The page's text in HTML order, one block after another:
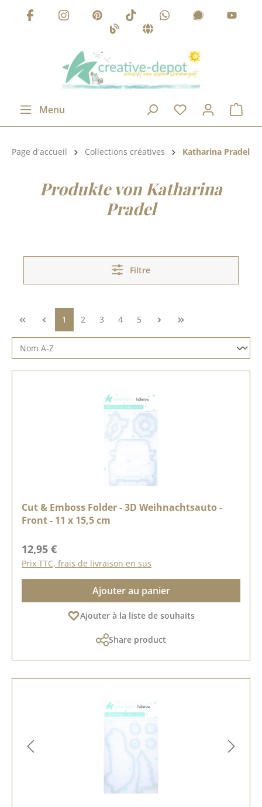
Passer au contenu principal
Menu
Catégorie de produits:
Page d'accueil Collections créatives Katharina Pradel
Produkte von Katharina
Pradel
Filtre
Page
1 Page
2 Page
3 Page
4 Page
5
Cut & Emboss Folder - 3D Weihnachtsauto -
Front - 11 x 15,5 cm
Prix régulier :
12,95 €
Prix TTC, frais de livraison en sus
Ajouter au panier
Ajouter à la liste de souhaits
Share product